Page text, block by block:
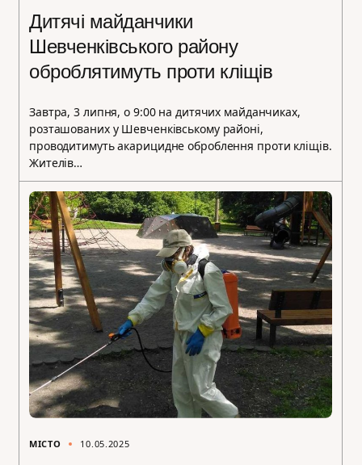
Дитячі майданчики
Шевченківського району
оброблятимуть проти кліщів
Завтра, 3 липня, о 9:00 на дитячих майданчиках,
розташованих у Шевченківському районі,
проводитимуть акарицидне оброблення проти кліщів.
Жителів…
МІСТО 10.05.2025